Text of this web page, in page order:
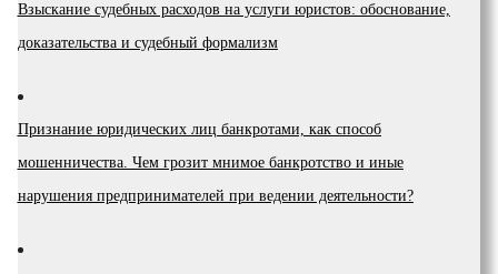
Взыскание судебных расходов на услуги юристов: обоснование,
доказательства и судебный формализм
Признание юридических лиц банкротами, как способ
мошенничества. Чем грозит мнимое банкротство и иные
нарушения предпринимателей при ведении деятельности?